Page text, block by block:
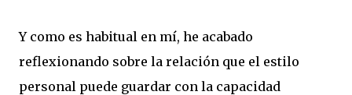
Y como es habitual en mí, he acabado
reflexionando sobre la relación que el estilo
personal puede guardar con la capacidad